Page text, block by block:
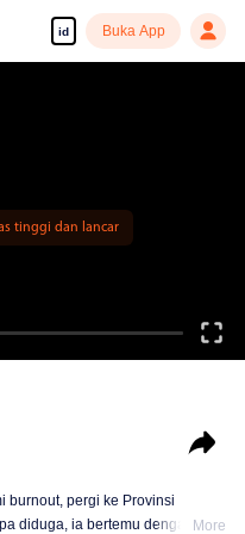
id Buka App
tinggi dan lancar
burnout, pergi ke Provinsi
diduga, ia bertemu dengan More